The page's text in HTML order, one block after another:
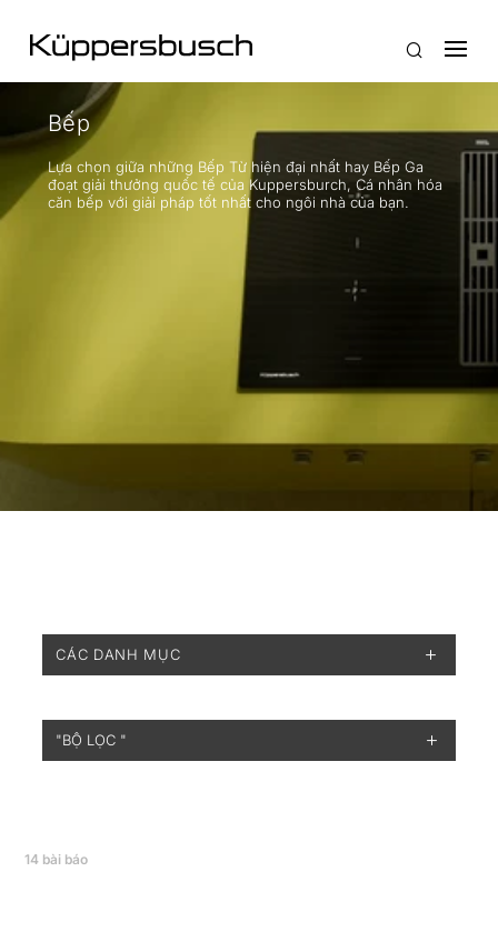
Bếp
Lựa chọn giữa những Bếp Từ hiện đại nhất hay Bếp Ga
đoạt giải thưởng quốc tế của Kuppersburch, Cá nhân hóa
căn bếp với giải pháp tốt nhất cho ngôi nhà của bạn.
CÁC DANH MỤC
"BỘ LỌC "
14 bài báo